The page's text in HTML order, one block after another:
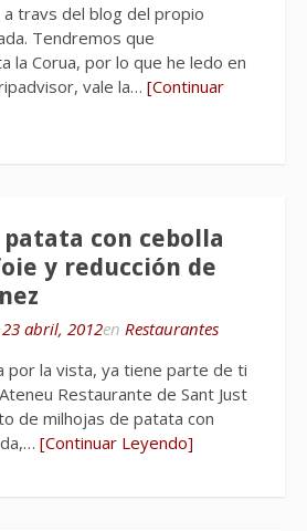
travs del blog del propio
Tendremos que
la Corua, por lo que he ledo en
vale la… [Continuar
con cebolla
y reducción de
23 abril, 2012en Restaurantes
por la vista, ya tiene parte de ti
Restaurante de Sant Just
de milhojas de patata con
[Continuar Leyendo]